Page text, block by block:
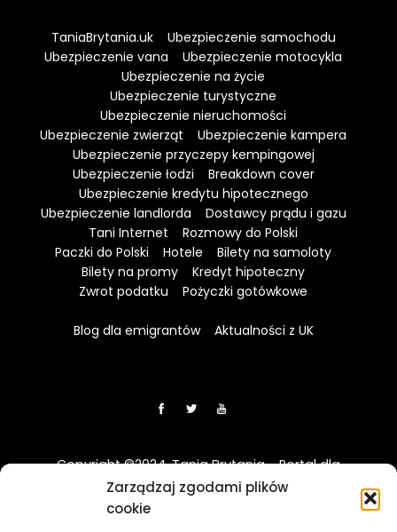
Zarządzaj zgodami plików
cookie
TaniaBrytania.uk
Ubezpieczenie samochodu
Ubezpieczenie vana
Ubezpieczenie motocykla
Ubezpieczenie na życie
Ubezpieczenie turystyczne
Ubezpieczenie nieruchomości
Ubezpieczenie zwierząt
Ubezpieczenie kampera
Ubezpieczenie przyczepy kempingowej
Ubezpieczenie łodzi
Breakdown cover
Ubezpieczenie kredytu hipotecznego
Ubezpieczenie landlorda
Dostawcy prądu i gazu
Tani Internet
Rozmowy do Polski
Paczki do Polski
Hotele
Bilety na samoloty
Bilety na promy
Kredyt hipoteczny
Zwrot podatku
Pożyczki gotówkowe
Blog dla emigrantów Aktualności z UK
Copyright ©2024. Tania Brytania - Portal dla
Polaków w UK